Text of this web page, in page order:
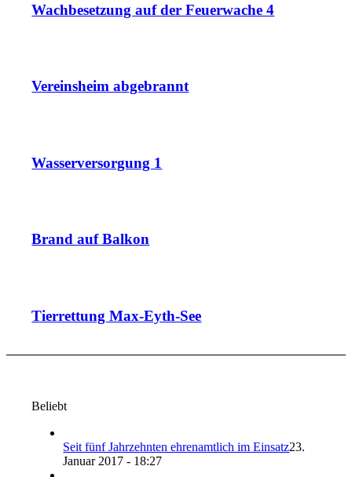
Wachbesetzung auf der Feuerwache 4
Vereinsheim abgebrannt
Wasserversorgung 1
Brand auf Balkon
Tierrettung Max-Eyth-See
Beliebt
Seit fünf Jahrzehnten ehrenamtlich im Einsatz23.
Januar 2017 - 18:27